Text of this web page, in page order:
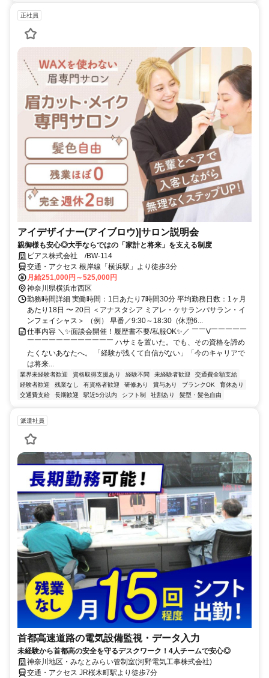
正社員
アイデザイナー(アイブロウ)|サロン説明会
親御様も安心◎大手ならではの「家計と将来」を支える制度
ピアス株式会社 /BW-114
交通・アクセス 根岸線「横浜駅」より徒歩3分
月給251,000円～525,000円
神奈川県横浜市西区
勤務時間詳細 実働時間：1日あたり7時間30分 平均勤務日数：1ヶ月
あたり18日 〜 20日 ＜アナスタシア ミアレ・ケサランパサラン・イ
ンフェイシャス＞ （例） 早番／9:30～18:30（休憩6...
仕事内容 ＼✨面談会開催！履歴書不要/私服OK✨／ ￣￣V￣￣￣￣￣
￣￣￣￣￣￣￣￣￣￣￣￣ ハサミを置いた。でも、その資格を諦め
たくないあなたへ。 「経験が浅くて自信がない」「今のキャリアで
は将来...
業界未経験者歓迎 資格取得支援あり 経験不問 未経験者歓迎
交通費全額支給
経験者歓迎
残業なし 有資格者歓迎 研修あり 賞与あり ブランクOK
育休あり
交通費支給
長期歓迎 駅近5分以内 シフト制 社割あり 髪型・髪色自由
派遣社員
首都高速道路の電気設備監視・データ入力
未経験から首都高の安全を守るデスクワーク！4人チームで安心◎
神奈川地区・みなとみらい管制室(河野電気工事株式会社)
交通・アクセス JR桜木町駅より徒歩7分